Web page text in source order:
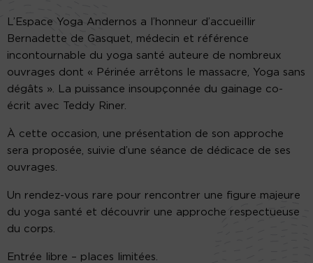
L’Espace Yoga Andernos a l’honneur d’accueillir
Bernadette de Gasquet, médecin et référence
incontournable du yoga santé auteure de nombreux
ouvrages dont « Périnée arrêtons le massacre, Yoga sans
dégâts ». La puissance insoupçonnée du gainage co-
écrit avec Teddy Riner.
À cette occasion, une présentation de son approche
sera proposée, suivie d’une séance de dédicace de ses
ouvrages.
Un rendez-vous rare pour rencontrer une figure majeure
du yoga santé et découvrir une approche respectueuse
du corps.
Entrée libre – places limitées.